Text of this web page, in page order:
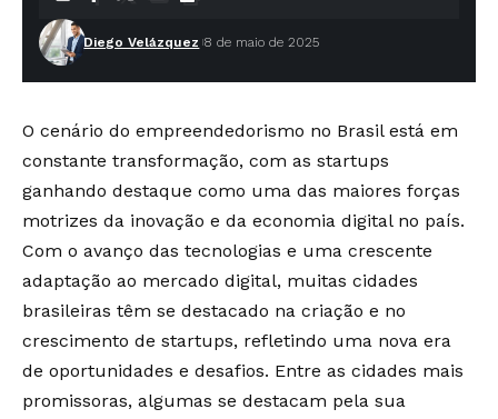
Diego Velázquez 8 de maio de 2025
O cenário do empreendedorismo no Brasil está em
constante transformação, com as startups
ganhando destaque como uma das maiores forças
motrizes da inovação e da economia digital no país.
Com o avanço das tecnologias e uma crescente
adaptação ao mercado digital, muitas cidades
brasileiras têm se destacado na criação e no
crescimento de startups, refletindo uma nova era
de oportunidades e desafios. Entre as cidades mais
promissoras, algumas se destacam pela sua